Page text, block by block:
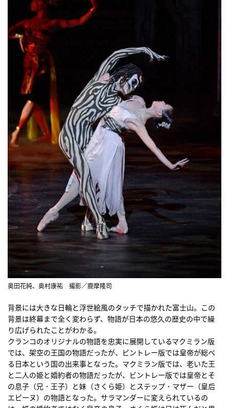
奥田花純、奥村康祐 撮影／鹿摩隆司
背景には大きな日輪と浮世絵風のタッチで描かれた富士山。この
背景は終幕まで全く変わらず、物語が日本の悠久の歴史の中で繰
り広げられたことがわかる。
クランコのオリジナルの物語を忠実に展開しているマクミラン版
では、架空の王国の物語だったが、ビントレー版では皇帝が総べ
る日本という国の出来事となった。マクミラン版では、老いた王
と二人の姫と婚約者の物語だったが、ビントレー版では皇帝とそ
の息子（兄・王子）と妹（さくら姫）とステップ・マザー（皇后
エピーヌ）の物語となった。サラマンダーに変えられているの